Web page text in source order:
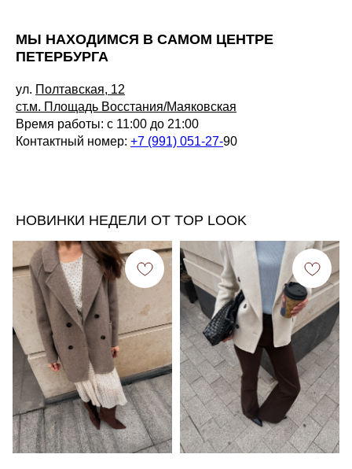
МЫ НАХОДИМСЯ В САМОМ ЦЕНТРЕ
ПЕТЕРБУРГА
ул. Полтавская, 12
ст.м. Площадь Восстания/Маяковская
Время работы: с 11:00 до 21:00
Контактный номер: +7 (991) 051-27-90
НОВИНКИ НЕДЕЛИ ОТ TOP LOOK